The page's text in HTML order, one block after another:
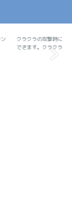
ン研究所便利ツール
【クラクラ】配置をコ
5選！